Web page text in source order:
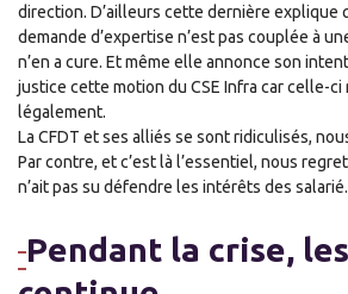
direction. D’ailleurs cette dernière explique
demande d’expertise n’est pas couplée à
n’en a cure. Et même elle annonce son
justice cette motion du CSE Infra car celle-ci
légalement.
La CFDT et ses alliés se sont ridiculisés,
Par contre, et c’est là l’essentiel, nous
n’ait pas su défendre les intérêts des
Pendant la crise,